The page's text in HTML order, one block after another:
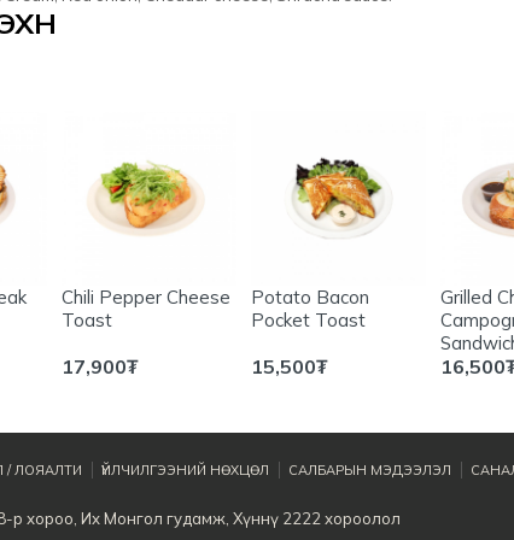
Chili Pepper Cheese
Toast
17,900₮
Potato Bacon
Pocket Toast
15,500₮
Grilled
16,500
р хороо, Их Монгол гудамж, Хүннү 2222 хороолол
/ ЛОЯАЛТИ ҮЙЛЧИЛГЭЭНИЙ НӨХЦӨЛ САЛБАРЫН МЭДЭЭЛЭЛ